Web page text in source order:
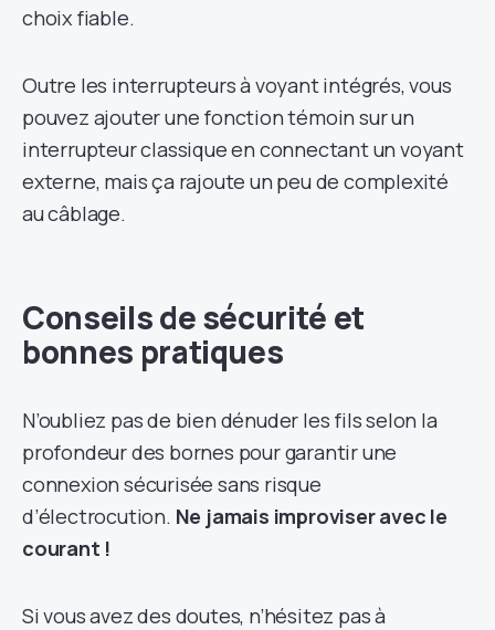
choix fiable.
Outre les interrupteurs à voyant intégrés, vous
pouvez ajouter une fonction témoin sur un
interrupteur classique en connectant un voyant
externe, mais ça rajoute un peu de complexité
au câblage.
Conseils de sécurité et
bonnes pratiques
N’oubliez pas de bien dénuder les fils selon la
profondeur des bornes pour garantir une
connexion sécurisée sans risque
d’électrocution. Ne jamais improviser avec le
courant !
Si vous avez des doutes, n’hésitez pas à